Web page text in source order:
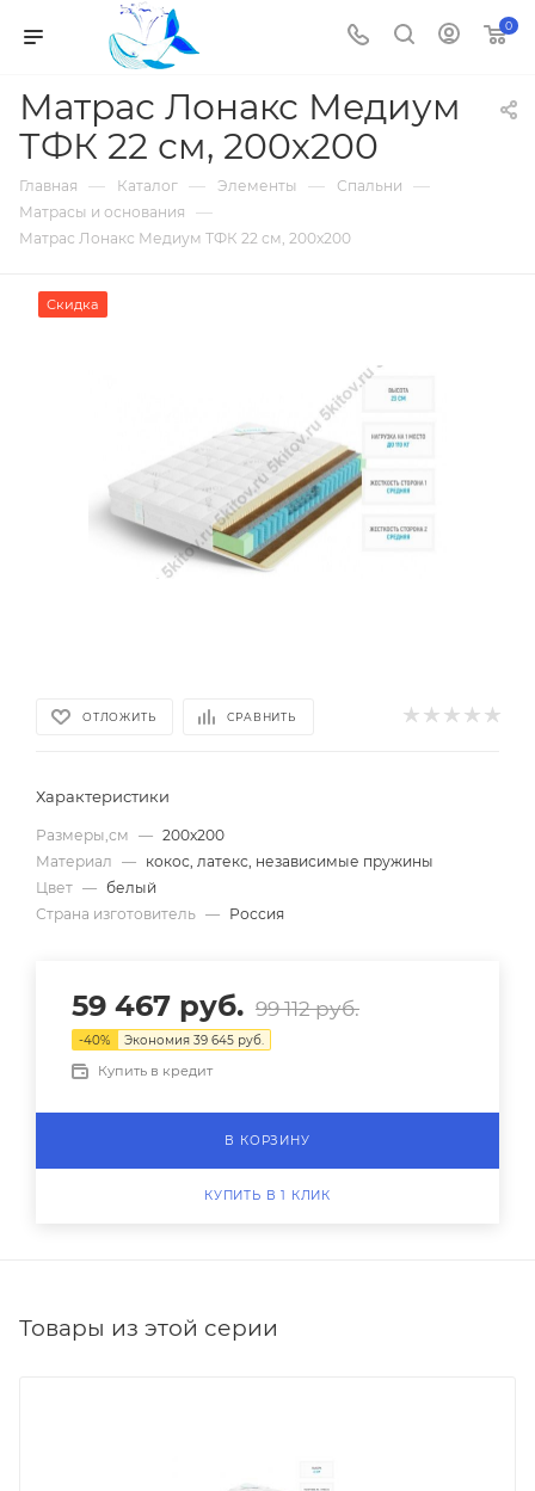
0
Матрас Лонакс Медиум
ТФК 22 см, 200х200
Главная — Каталог — Элементы — Спальни —
Матрасы и основания —
Матрас Лонакс Медиум ТФК 22 см, 200х200
Скидка
ОТЛОЖИТЬ СРАВНИТЬ
Характеристики
Размеры,см — 200х200
Материал — кокос, латекс, независимые пружины
Цвет — белый
Страна изготовитель — Россия
59 467 руб. 99 112руб.
-40% Экономия 39 645 руб.
Купить в кредит
В КОРЗИНУ
КУПИТЬ В 1 КЛИК
Товары из этой серии